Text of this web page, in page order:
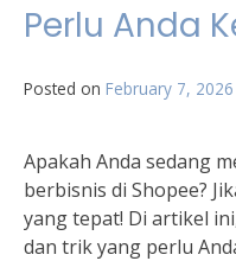
Perlu Anda
Posted on February 7, 2026
Apakah Anda sedang
berbisnis di Shopee?
yang tepat! Di artikel
dan trik yang perlu